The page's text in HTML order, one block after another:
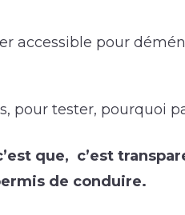
accessible pour
, pour tester, pourquoi
que, c’est
de conduire.